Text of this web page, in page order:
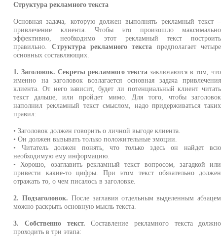
Структура рекламного текста
Основная задача, которую должен выполнять рекламный текст –
привлечение клиента. Чтобы это произошло максимально
эффективно, необходимо этот рекламный текст построить
правильно. Структура рекламного текста предполагает четыре
основных составляющих.
1. Заголовок. Секреты рекламного текста заключаются в том, что
именно на заголовок возлагается основная задача привлечения
клиента. От него зависит, будет ли потенциальный клиент читать
текст дальше, или пройдет мимо. Для того, чтобы заголовок
наполнил рекламный текст смыслом, надо придерживаться таких
правил:
• Заголовок должен говорить о личной выгоде клиента.
• Он должен вызывать только положительные эмоции.
• Читатель должен понять, что только здесь он найдет всю
необходимую ему информацию.
• Хорошо, озаглавить рекламный текст вопросом, загадкой или
привести какие-то цифры. При этом текст обязательно должен
отражать то, о чем писалось в заголовке.
2. Подзаголовок. После заглавия отдельным выделенным абзацем
можно раскрыть основную мысль текста.
3. Собственно текст. Составление рекламного текста должно
проходить в три этапа: